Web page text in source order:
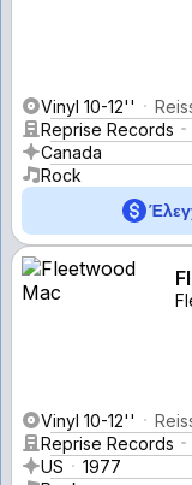
Vinyl 10-12''
Reprise Records
Canada
Rock
Vinyl 10-12''
Reprise Records
US
1977